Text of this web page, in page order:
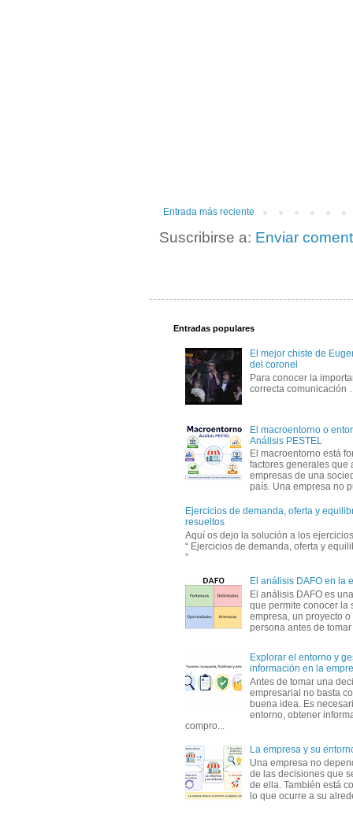
Entrada más reciente
Suscribirse a: Enviar
Entradas populares
El mejor chiste de
del coronel
Para conocer la
correcta
El macroentorno o
Análisis PESTEL
El macroentorno está
factores generales que
empresas de una
país. Una empresa no
Ejercicios de demanda, oferta y
resueltos
Aquí os dejo la solución a los
“ Ejercicios de demanda, oferta y
”
El análisis DAFO en la
El análisis DAFO es
que permite conocer la
empresa, un proyecto
persona antes de
Explorar el entorno y
información en la
Antes de tomar una
empresarial no basta
buena idea. Es
entorno, obtener
compro...
La empresa y su
Una empresa no
de las decisiones que
de ella. También está
lo que ocurre a su